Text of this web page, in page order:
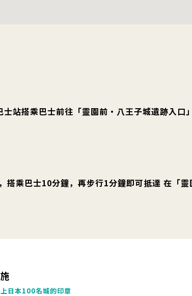
站搭乘巴士前往「靈園前・八王子城遺跡入口
搭乘巴士10分鐘，再步行1分鐘即可抵達 在「
日本100名城的印章